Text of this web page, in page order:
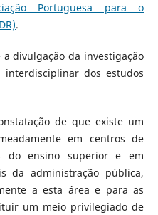
Portuguesa para o
.
divulgação da investigação
dos estudos
de que existe um
em centros de
do ensino superior e em
da administração pública,
a esta área e para as
um meio privilegiado de